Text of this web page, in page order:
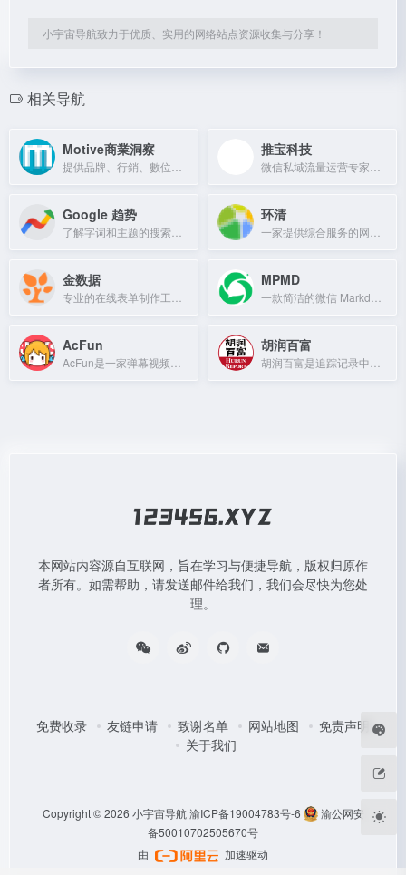
小宇宙导航致力于优质、实用的网络站点资源收集与分享！
相关导航
Motive商業洞察 推宝科技
Google 趋势 环清
金数据 MPMD
AcFun 胡润百富
本网站内容源自互联网，旨在学习与便捷导航，版权归原作
者所有。如需帮助，请发送邮件给我们，我们会尽快为您处
理。
免费收录 友链申请 致谢名单 网站地图
免责声明
关于我们
Copyright © 2026 小宇宙导航 渝ICP备19004783号-6
渝公网安
备50010702505670号
由
加速驱动